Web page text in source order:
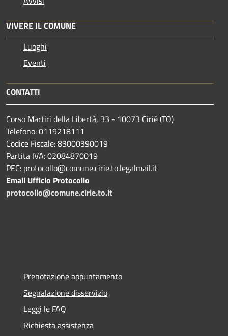
VIVERE IL COMUNE
Luoghi
Eventi
CONTATTI
Corso Martiri della Libertà, 33 - 10073 Cirié (TO)
Telefono: 0119218111
Codice Fiscale: 83000390019
Partita IVA: 02084870019
PEC: protocollo@comune.cirie.to.legalmail.it
Email Ufficio Protocollo
protocollo@comune.cirie.to.it
Prenotazione appuntamento
Segnalazione disservizio
Leggi le FAQ
Richiesta assistenza